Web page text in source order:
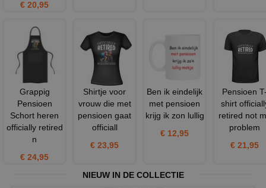
€ 20,95
Grappig
Pensioen
Schort heren
officially retired
n
€ 24,95
Shirtje voor
vrouw die met
pensioen gaat
officiall
€ 23,95
Ben ik eindelijk
met pensioen
krijg ik zon lullig
€ 12,95
Pensioen
shirt
retired not
problem
€ 21,95
NIEUW IN DE COLLECTIE